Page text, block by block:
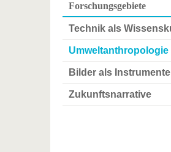
Forschungsgebiete
Technik als
Umweltanthropologie
Bilder als Instrumente
Zukunftsnarrative